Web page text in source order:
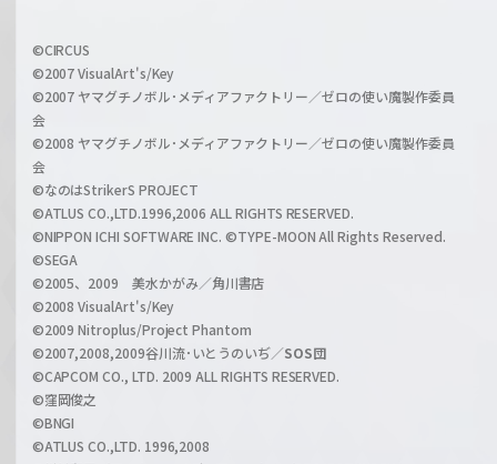
a
r
z
i
l
h
a
n
l
©CIRCUS
©2007 VisualArt's/Key
©2007 ヤマグチノボル･メディアファクトリー／ゼロの使い魔製作委員
会
©2008 ヤマグチノボル･メディアファクトリー／ゼロの使い魔製作委員
会
©なのはStrikerS PROJECT
©ATLUS CO.,LTD.1996,2006 ALL RIGHTS RESERVED.
©NIPPON ICHI SOFTWARE INC. ©TYPE-MOON All Rights Reserved.
©SEGA
©2005、2009 美水かがみ／角川書店
©2008 VisualArt's/Key
©2009 Nitroplus/Project Phantom
©2007,2008,2009谷川流･いとうのいぢ／SOS団
©CAPCOM CO., LTD. 2009 ALL RIGHTS RESERVED.
©窪岡俊之
©BNGI
©ATLUS CO.,LTD. 1996,2008